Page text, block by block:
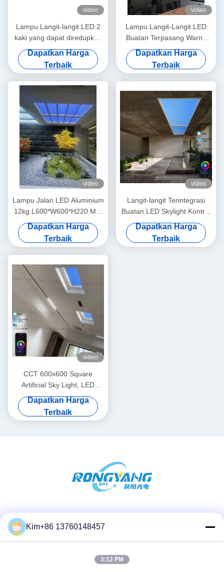
video
Lampu Langit-langit LED 2
kaki yang dapat diredupkan
Mesh 5.0 DALI dan 0-10V
150W 5000lm+ Rentang
CCT Lebar Mode Adegan
Dapatkan Harga
Terbaik
video
Lampu Langit-Langit LED
Buatan Terpasang Warna
Cahaya Putih 12kg Metode
Pemasangan Terpasang
untuk Komersial
Dapatkan Harga
Terbaik
video
Lampu Jalan LED Aluminium
12kg L600*W600*H220 Mm
Ideal untuk Penerangan
Luar Ruangan Hemat Energi
Dapatkan Harga
Terbaik
video
Langit-langit Terintegrasi
Buatan LED Skylight Kontrol
Alexa Tuya Tersembunyi
CCT 6500K
Dapatkan Harga
Terbaik
video
CCT 600x600 Square
Artificial Sky Light, LED
Plafon Mensimulasikan Sinar
Matahari
Dapatkan Harga
Terbaik
Kontak Cepat
Kim+86 13760148457
3:12 PM